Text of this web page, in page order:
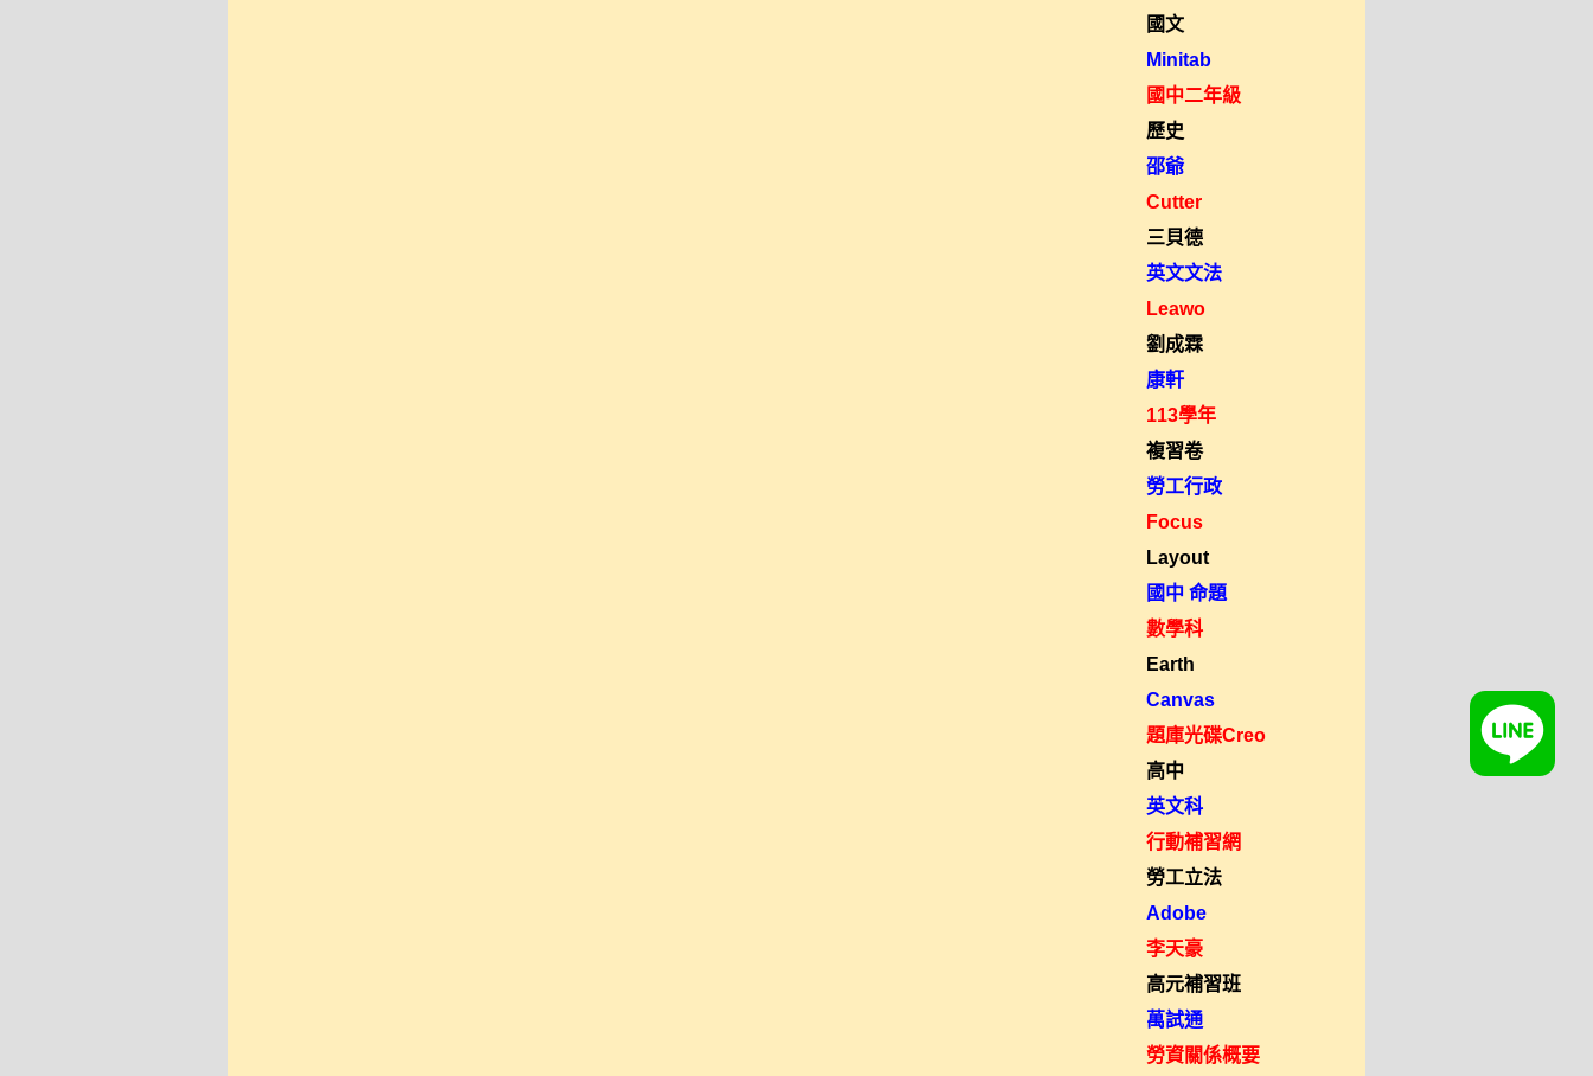
國文
Minitab
國中二年級
歷史
邵爺
Cutter
三貝德
英文文法
Leawo
劉成霖
康軒
113學年
複習卷
勞工行政
Focus
Layout
國中 命題
數學科
Earth
Canvas
題庫光碟Creo
高中
英文科
行動補習網
勞工立法
Adobe
李天豪
高元補習班
萬試通
勞資關係概要